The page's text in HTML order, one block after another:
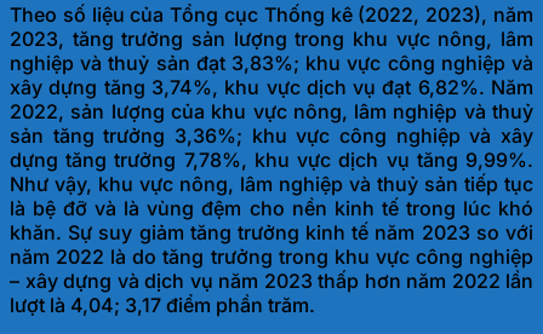
Theo số liệu của Tổng cục Thống kê (2022, 2023), năm
2023, tăng trưởng sản lượng trong khu vực nông, lâm
nghiệp và thuỷ sản đạt 3,83%; khu vực công nghiệp và
xây dựng tăng 3,74%, khu vực dịch vụ đạt 6,82%. Năm
2022, sản lượng của khu vực nông, lâm nghiệp và thuỷ
sản tăng trưởng 3,36%; khu vực công nghiệp và xây
dựng tăng trưởng 7,78%, khu vực dịch vụ tăng 9,99%.
Như vậy, khu vực nông, lâm nghiệp và thuỷ sản tiếp tục
là bệ đỡ và là vùng đệm cho nền kinh tế trong lúc khó
khăn. Sự suy giảm tăng trưởng kinh tế năm 2023 so với
năm 2022 là do tăng trưởng trong khu vực công nghiệp
– xây dựng và dịch vụ năm 2023 thấp hơn năm 2022 lần
lượt là 4,04; 3,17 điểm phần trăm.